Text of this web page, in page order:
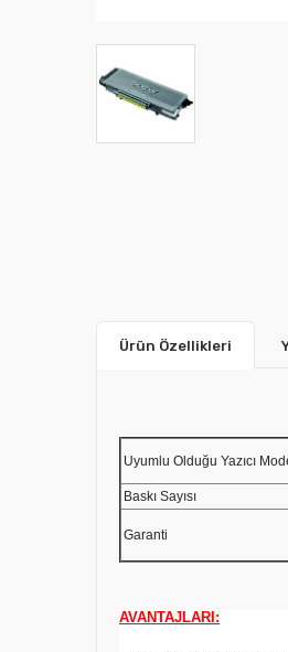
Ürün Özellikleri
Uyumlu Olduğu Yazıcı
Baskı Sayısı
Garanti
AVANTAJLARI: